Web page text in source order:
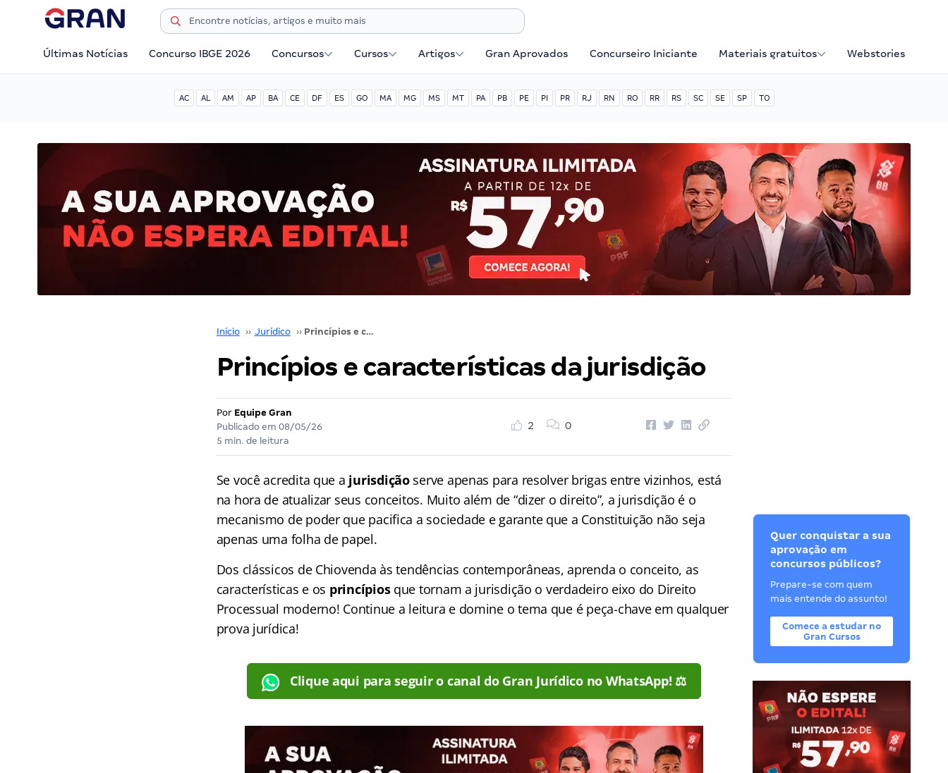
Últimas Notícias Concurso IBGE 2026 Concursos Cursos Artigos Gran Aprovados Concurseiro Iniciante Materiais gratuitos Webstories
AC AL AM AP BA CE DF ES GO MA MG MS MT PA PB PE PI PR RJ RN RO RR RS SC SE SP TO
Início ›› Jurídico ›› Princípios e características da jurisdição
Princípios e características da jurisdição
Por Equipe Gran
Publicado em 08/05/26
5 min. de leitura
2 0
Se você acredita que a jurisdição serve apenas para resolver brigas entre vizinhos, está
na hora de atualizar seus conceitos. Muito além de “dizer o direito”, a jurisdição é o
mecanismo de poder que pacifica a sociedade e garante que a Constituição não seja
apenas uma folha de papel.
Dos clássicos de Chiovenda às tendências contemporâneas, aprenda o conceito, as
características e os princípios que tornam a jurisdição o verdadeiro eixo do Direito
Processual moderno! Continue a leitura e domine o tema que é peça-chave em qualquer
prova jurídica!
Clique aqui para seguir o canal do Gran Jurídico no WhatsApp! ⚖️
Quer conquistar a sua
aprovação em
concursos públicos?
Prepare-se com quem
mais entende do assunto!
Comece a estudar no
Gran Cursos